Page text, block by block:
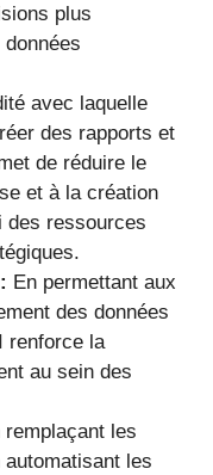
plus
avec laquelle
des rapports et
de réduire le
et à la création
des ressources
En permettant aux
des données
renforce la
au sein des
remplaçant les
les